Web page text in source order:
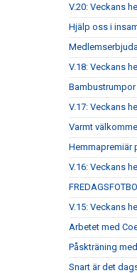
V.20: Veckans
Hjälp oss i
V.18: Veckans
V.17: Veckans
Varmt
Hemmapremiär
V.16: Veckans
V.15: Veckans
Arbetet med
Påskträning
Snart är det